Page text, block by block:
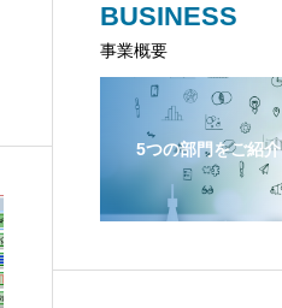
BUSINESS
事業概要
5つの部門をご紹介